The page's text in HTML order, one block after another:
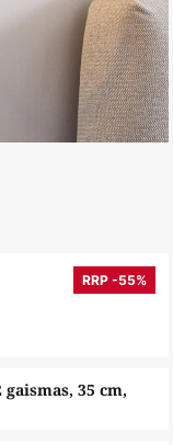
35 cm,
RRP -55%